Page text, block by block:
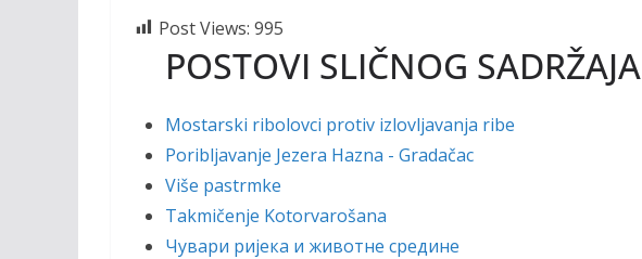
Post Views: 995
POSTOVI SLIČNOG SADRŽAJA
Mostarski ribolovci protiv izlovljavanja ribe
Poribljavanje Jezera Hazna - Gradačac
Više pastrmke
Takmičenje Kotorvarošana
Чувари ријека и животне средине